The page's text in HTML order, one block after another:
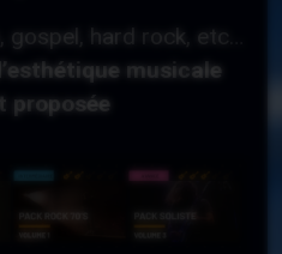
hard rock, etc…
musicale
proposée